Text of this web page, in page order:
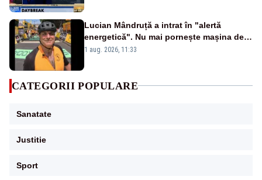
Lucian Mândruță a intrat în "alertă
energetică". Nu mai pornește mașina de
spălat seara
1 aug. 2026, 11:33
CATEGORII POPULARE
Sanatate
Justitie
Sport